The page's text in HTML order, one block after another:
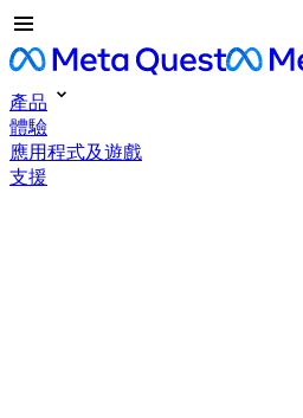
產品
體驗
應用程式及遊戲
支援